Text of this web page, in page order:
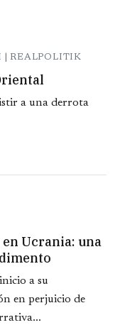
| REALPOLITIK
a una derrota
Ucrania: una
a su
en perjuicio de